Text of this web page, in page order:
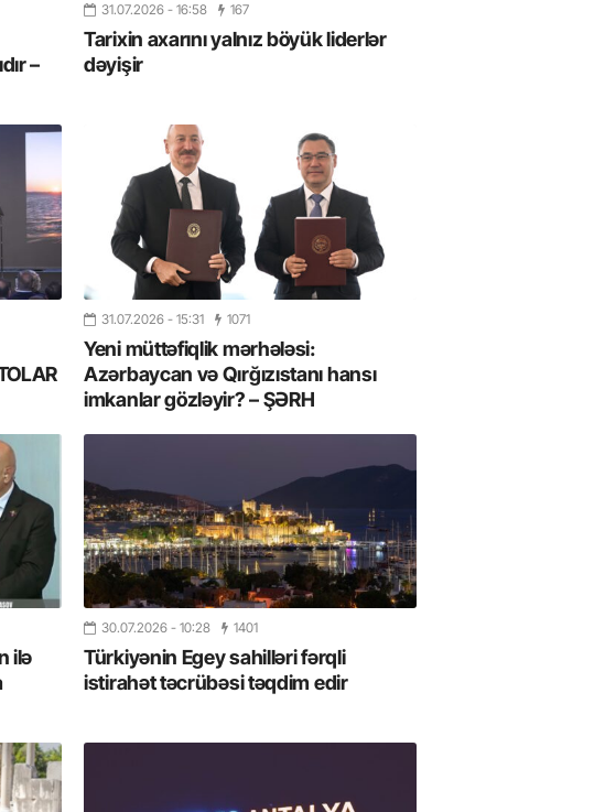
–
31.07.2026 - 16:58 167
Tarixin axarını yalnız böyük liderlər
dəyişir
31.07.2026 - 15:31 1071
Yeni müttəfiqlik mərhələsi:
Azərbaycan və Qırğızıstanı hansı
imkanlar gözləyir? – ŞƏRH
ilə
30.07.2026 - 10:28 1401
Türkiyənin Egey sahilləri fərqli
istirahət təcrübəsi təqdim edir